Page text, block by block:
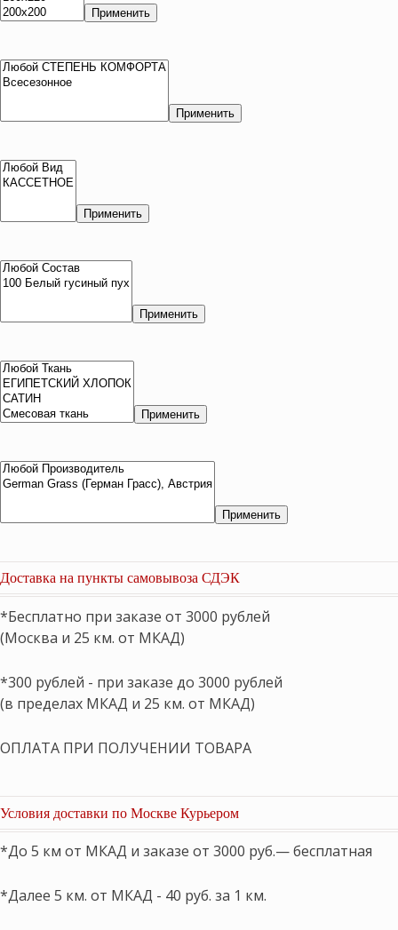
Применить
Применить
Применить
Применить
Применить
Применить
Доставка на пункты самовывоза СДЭК
*Бесплатно при заказе от 3000 рублей
(Москва и 25 км. от МКАД)
*300 рублей - при заказе до 3000 рублей
(в пределах МКАД и 25 км. от МКАД)
ОПЛАТА ПРИ ПОЛУЧЕНИИ ТОВАРА
Условия доставки по Москве Курьером
*До 5 км от МКАД и заказе от 3000 руб.— бесплатная
*Далее 5 км. от МКАД - 40 руб. за 1 км.